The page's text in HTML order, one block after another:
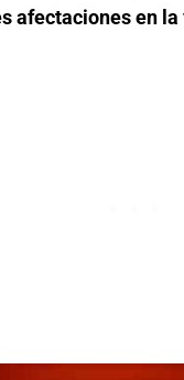
afectaciones en la